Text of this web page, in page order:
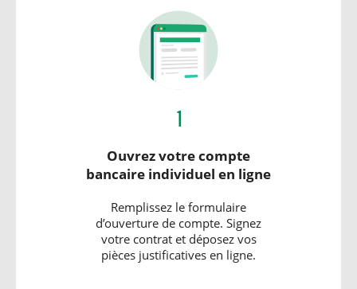
1
Ouvrez votre compte
bancaire individuel en ligne
Remplissez le formulaire
d’ouverture de compte. Signez
votre contrat et déposez vos
pièces justificatives en ligne.